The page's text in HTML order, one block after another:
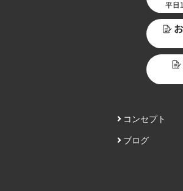
コンセプト
ブログ